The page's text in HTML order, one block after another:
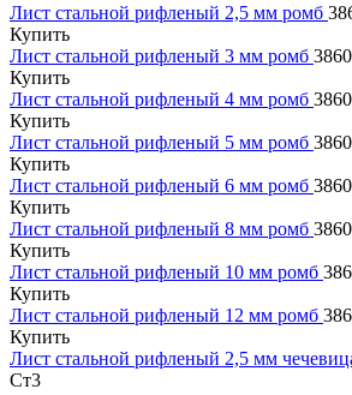
Лист стальной рифленый 2,5 мм ромб
Купить
Лист стальной рифленый 3 мм ромб
Купить
Лист стальной рифленый 4 мм ромб
Купить
Лист стальной рифленый 5 мм ромб
Купить
Лист стальной рифленый 6 мм ромб
Купить
Лист стальной рифленый 8 мм ромб
Купить
Лист стальной рифленый 10 мм ромб
Купить
Лист стальной рифленый 12 мм ромб
Купить
Лист стальной рифленый 2,5 мм
Ст3